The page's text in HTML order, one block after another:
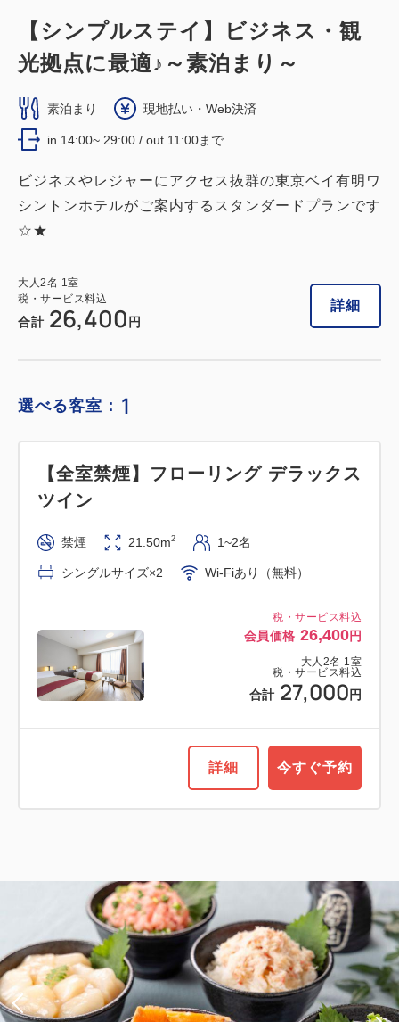
【シンプルステイ】ビジネス・観
光拠点に最適♪～素泊まり～
素泊まり 現地払い・Web決済
in 14:00~ 29:00 / out 11:00まで
ビジネスやレジャーにアクセス抜群の東京ベイ有明ワ
シントンホテルがご案内するスタンダードプランです
☆★
大人2名 1室
税・サービス料込
合計 26,400 円
詳細
選べる客室： 1
税・サービス料込
会員価格 26,400円
大人 2名 1室
税・サービス料込
合計 27,000 円
【全室禁煙】フローリング デラックス
ツイン
禁煙 21.50m2 1~2名
シングルサイズ×2 Wi-Fiあり（無料）
詳細 今すぐ予約